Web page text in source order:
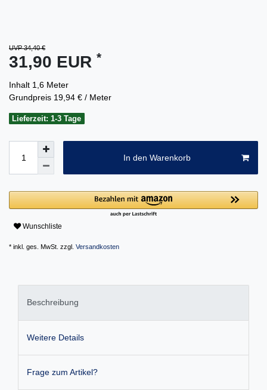
UVP 34,40 €
31,90 EUR *
Inhalt 1,6 Meter
Grundpreis 19,94 € / Meter
Lieferzeit: 1-3 Tage
In den Warenkorb
Wunschliste
* inkl. ges. MwSt. zzgl. Versandkosten
Beschreibung
Weitere Details
Frage zum Artikel?